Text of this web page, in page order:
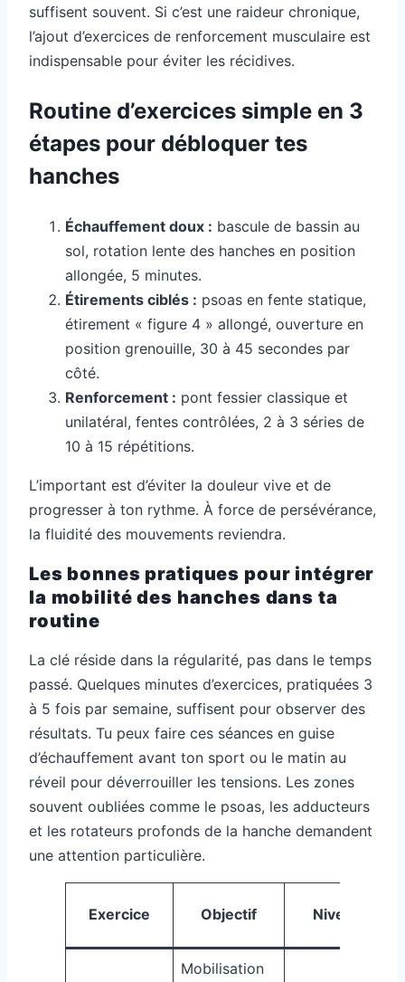
suffisent souvent. Si c’est une raideur chronique,
l’ajout d’exercices de renforcement musculaire est
indispensable pour éviter les récidives.
Routine d’exercices simple en 3
étapes pour débloquer tes
hanches
Échauffement doux : bascule de bassin au
sol, rotation lente des hanches en position
allongée, 5 minutes.
Étirements ciblés : psoas en fente statique,
étirement « figure 4 » allongé, ouverture en
position grenouille, 30 à 45 secondes par
côté.
Renforcement : pont fessier classique et
unilatéral, fentes contrôlées, 2 à 3 séries de
10 à 15 répétitions.
L’important est d’éviter la douleur vive et de
progresser à ton rythme. À force de persévérance,
la fluidité des mouvements reviendra.
Les bonnes pratiques pour intégrer
la mobilité des hanches dans ta
routine
La clé réside dans la régularité, pas dans le temps
passé. Quelques minutes d’exercices, pratiquées 3
à 5 fois par semaine, suffisent pour observer des
résultats. Tu peux faire ces séances en guise
d’échauffement avant ton sport ou le matin au
réveil pour déverrouiller les tensions. Les zones
souvent oubliées comme le psoas, les adducteurs
et les rotateurs profonds de la hanche demandent
une attention particulière.
Exercice Objectif Niveau
Mobilisation